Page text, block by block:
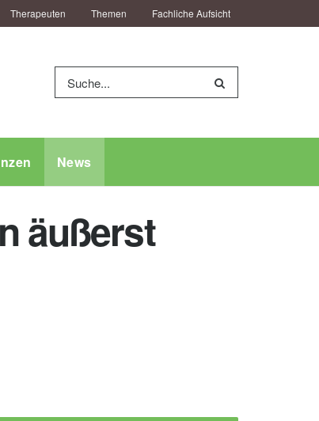
Therapeuten Themen Fachliche Aufsicht
News
äußerst